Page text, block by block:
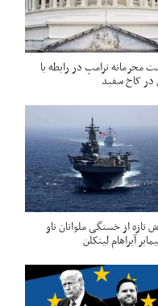
محرمانه ترامپ در رابطه با
در کاخ سفید
تازه از خستگی ملوانان ناو
آبراهام لینکلن